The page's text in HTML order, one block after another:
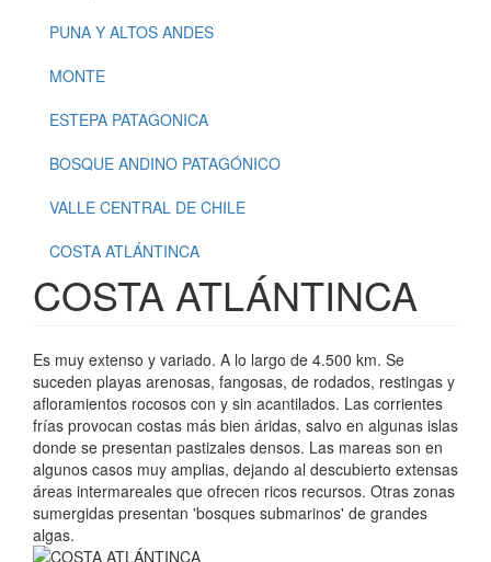
PUNA Y ALTOS ANDES
MONTE
ESTEPA PATAGONICA
BOSQUE ANDINO PATAGÓNICO
VALLE CENTRAL DE CHILE
COSTA ATLÁNTINCA
COSTA ATLÁNTINCA
Es muy extenso y variado. A lo largo de 4.500 km. Se
suceden playas arenosas, fangosas, de rodados, restingas y
afloramientos rocosos con y sin acantilados. Las corrientes
frías provocan costas más bien áridas, salvo en algunas islas
donde se presentan pastizales densos. Las mareas son en
algunos casos muy amplias, dejando al descubierto extensas
áreas intermareales que ofrecen ricos recursos. Otras zonas
sumergidas presentan 'bosques submarinos' de grandes
algas.